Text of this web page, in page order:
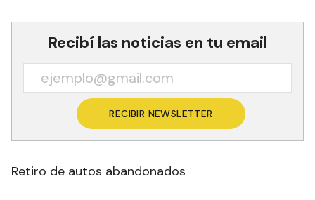
Recibí las noticias en tu email
RECIBIR NEWSLETTER
Retiro de autos abandonados